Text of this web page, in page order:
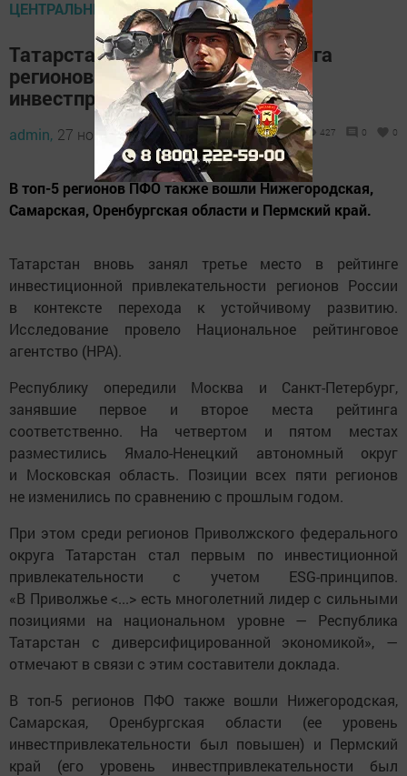
ЦЕНТРАЛЬНЫЕ НОВОСТИ
Татарстан вошел в топ-3 рейтинга
регионов НРА по
инвестпривлекательности
admin, 27 ноября 2023 - 14:55 427 0 0
В топ-5 регионов ПФО также вошли Нижегородская,
Самарская, Оренбургская области и Пермский край.
Татарстан вновь занял третье место в рейтинге
инвестиционной привлекательности регионов России
в контексте перехода к устойчивому развитию.
Исследование провело Национальное рейтинговое
агентство (НРА).
Республику опередили Москва и Санкт-Петербург,
занявшие первое и второе места рейтинга
соответственно. На четвертом и пятом местах
разместились Ямало-Ненецкий автономный округ
и Московская область. Позиции всех пяти регионов
не изменились по сравнению с прошлым годом.
При этом среди регионов Приволжского федерального
округа Татарстан стал первым по инвестиционной
привлекательности с учетом ESG-принципов.
«В Приволжье <...> есть многолетний лидер с сильными
позициями на национальном уровне — Республика
Татарстан с диверсифицированной экономикой», —
отмечают в связи с этим составители доклада.
В топ-5 регионов ПФО также вошли Нижегородская,
Самарская, Оренбургская области (ее уровень
инвестпривлекательности был повышен) и Пермский
край (его уровень инвестпривлекательности был